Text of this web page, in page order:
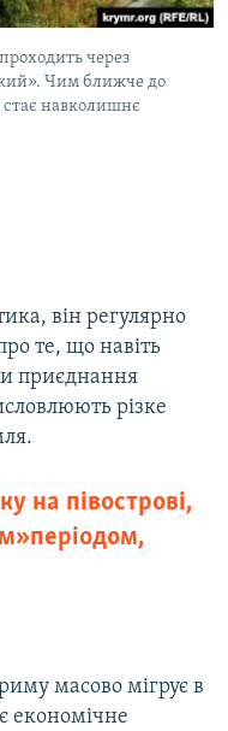
через
Чим ближче до
навколишнє
він регулярно
те, що навіть
приєднання
різке
на півострові,
періодом,
масово мігрує в
економічне